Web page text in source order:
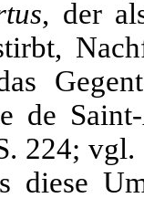
, der
de
224;
diese